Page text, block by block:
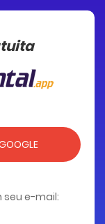
e-mail: